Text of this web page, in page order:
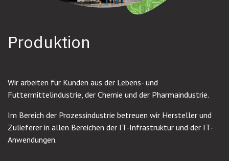
Produktion
Wir arbeiten für Kunden aus der Lebens- und
Futtermittelindustrie, der Chemie und der Pharmaindustrie.
Im Bereich der Prozessindustrie betreuen wir Hersteller und
Zulieferer in allen Bereichen der IT-Infrastruktur und der IT-
Anwendungen.